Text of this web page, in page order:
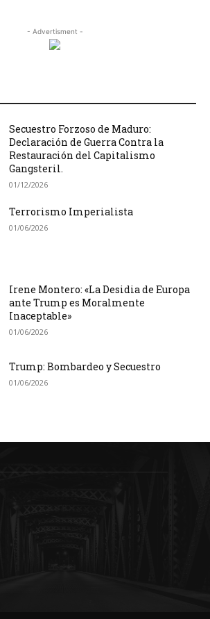
- Advertisment -
Secuestro Forzoso de Maduro:
Declaración de Guerra Contra la
Restauración del Capitalismo
Gangsteril.
01/12/2026
Terrorismo Imperialista
01/06/2026
Irene Montero: «La Desidia de Europa
ante Trump es Moralmente
Inaceptable»
01/06/2026
Trump: Bombardeo y Secuestro
01/06/2026